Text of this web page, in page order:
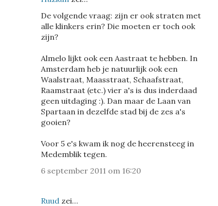
De volgende vraag: zijn er ook straten met
alle klinkers erin? Die moeten er toch ook
zijn?
Almelo lijkt ook een Aastraat te hebben. In
Amsterdam heb je natuurlijk ook een
Waalstraat, Maasstraat, Schaafstraat,
Raamstraat (etc.) vier a's is dus inderdaad
geen uitdaging :). Dan maar de Laan van
Spartaan in dezelfde stad bij de zes a's
gooien?
Voor 5 e's kwam ik nog de heerensteeg in
Medemblik tegen.
6 september 2011 om 16:20
Ruud zei…